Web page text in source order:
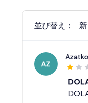
並び替え：
AZ